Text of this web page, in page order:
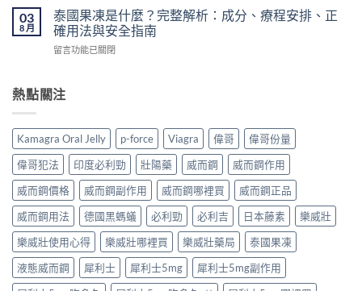
錢、
醫
生
紙
與
安
購
買
注
意
事
項〉
中
港
怎
麼
買？〉
藥
推
薦
｜
男
健
產
品
購
買
指
南〉
中
利
勁
原
理
解
西
汀
如
何
改
善
早
洩？
起
效
時
03
8 月
泰國果凍是什麼？完整解析：成分、療程安排、正
確用法與安全指南
在
果
凍
什
麼？
完
整
解
析：
成
分、
療
程
安
排、
留言功能已關閉
熱點關注
Kamagra Oral Jelly p-force Viagra 偉哥
偉哥份量
偉哥犯法
印度必利勁 壯陽藥 威而鋼
威而鋼作用
威而鋼價格
威而鋼副作用 威而鋼哪裡買
威而鋼正品
威而鋼用法
德國黑螞蟻 必利勁 必利吉 日本藤素
樂威壯
樂威壯使用心得
樂威壯哪裡買 樂威壯藥局
泰國果凍
液態威而鋼
犀利士 犀利士5mg
犀利士5mg副作用